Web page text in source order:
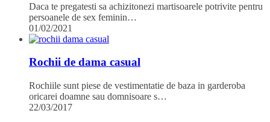
Daca te pregatesti sa achizitonezi martisoarele potrivite pentru
persoanele de sex feminin…
01/02/2021
Rochii de dama casual
Rochiile sunt piese de vestimentatie de baza in garderoba
oricarei doamne sau domnisoare s…
22/03/2017